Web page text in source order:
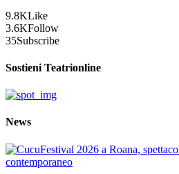
9.8KLike
3.6KFollow
35Subscribe
Sostieni Teatrionline
News